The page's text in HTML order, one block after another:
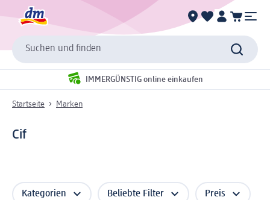
Suchen und finden
IMMERGÜNSTIG online einkaufen
Startseite Marken
Cif
Kategorien Beliebte Filter Preis